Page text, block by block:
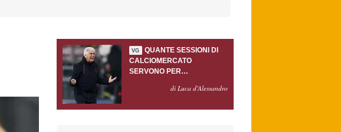
VG
QUANTE SESSIONI DI
CALCIOMERCATO
SERVONO PER
GASPERINI?di Luca d'Alessandro